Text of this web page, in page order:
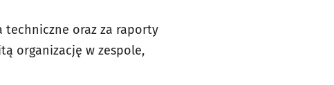
techniczne oraz za raporty
organizację w zespole,